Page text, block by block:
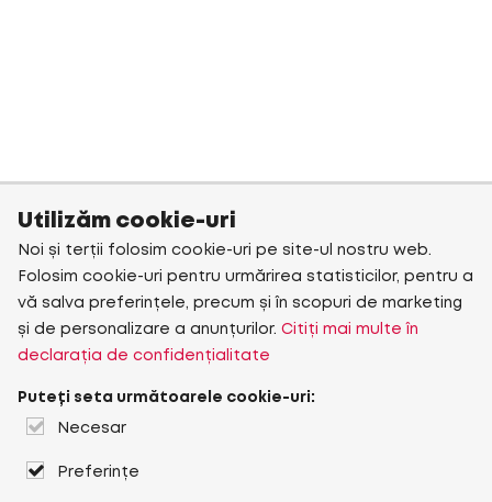
Utilizăm cookie-uri
Noi și terții folosim cookie-uri pe site-ul nostru web.
Folosim cookie-uri pentru urmărirea statisticilor, pentru a
vă salva preferințele, precum și în scopuri de marketing
și de personalizare a anunțurilor. Citiți mai multe în
declarația de confidențialitate
Puteți seta următoarele cookie-uri:
Necesar
Preferințe